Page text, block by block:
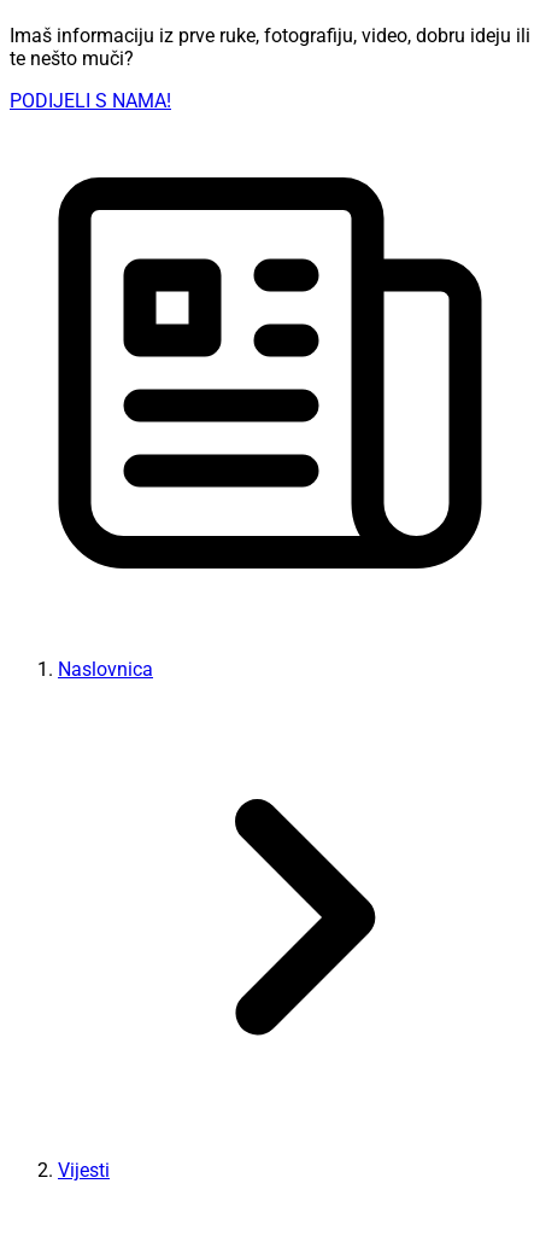
Imaš informaciju iz prve ruke, fotografiju, video, dobru ideju ili
te nešto muči?
PODIJELI S NAMA!
Naslovnica
Vijesti